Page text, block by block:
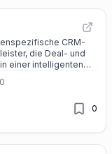
CRM-
die Deal- und
einer intelligenten
0